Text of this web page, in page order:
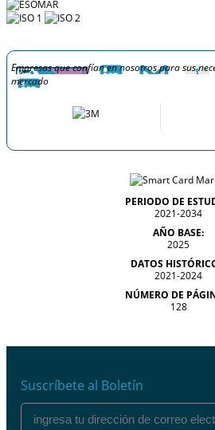
Empresas que confían en nosotros para sus
mercado
PERIODO DE
2021-2034
AÑO BASE:
2025
DATOS
2021-2024
NÚMERO DE
128
Suscríbete al Boletín